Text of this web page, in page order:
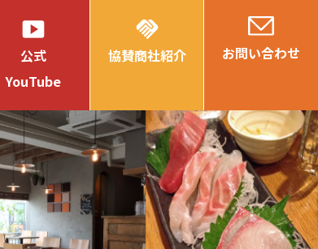
smart_display
公式
YouTube
handshake
協賛商社紹介 お問い合わせ